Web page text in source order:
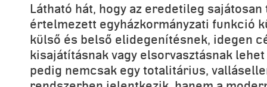
Látható hát, hogy az eredetileg
értelmezett egyházkormányzati funkció
külső és belső elidegenítésnek, idegen
kisajátításnak vagy elsorvasztásnak
pedig nemcsak egy totalitárius,